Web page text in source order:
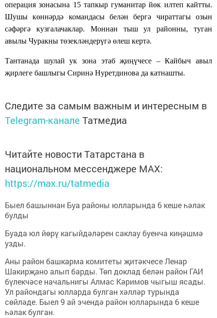
операция зонасына 15 тапкыр гуманитар йөк илтеп кайтты.
Шушы көннәрдә командасы белән бергә чираттагы озын
сәфәргә кузгалачаклар. Моннан тыш улрайонны, туган
авылы Чуракны төзекләндерүгә өлеш кертә.
Тантанада шулай ук зона этаб җиңүчесе – Кайбыч авыл
җирлеге башлыгы Сиринә Нуретдинова да катнашты.
Следите за самым важным и интересным в
Telegram-канале Татмедиа
Читайте новости Татарстана в
национальном мессенджере MАХ:
https://max.ru/tatmedia
Быел башыннан Буа районы юлларында 6 кеше һәлак
булды
Буада юл йөрү кагыйдәләрен саклау буенча киңәшмә
узды.
Аны район башкарма комитеты җитәкчесе Ленар
Шакирҗано алып барды. Төп доклад белән район ГАИ
бүлекчәсе начальнигы Алмас Кәримов чыгыш ясады.
Ул райондагы юлларда булган хәлләр турында
сөйләде. Быел 9 ай эчендә район юлларында 6 кеше
һәлак булган.